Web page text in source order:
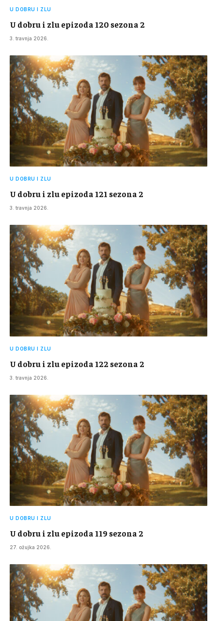
U DOBRU I ZLU
U dobru i zlu epizoda 120 sezona 2
3. travnja 2026.
U DOBRU I ZLU
U dobru i zlu epizoda 121 sezona 2
3. travnja 2026.
U DOBRU I ZLU
U dobru i zlu epizoda 122 sezona 2
3. travnja 2026.
U DOBRU I ZLU
U dobru i zlu epizoda 119 sezona 2
27. ožujka 2026.